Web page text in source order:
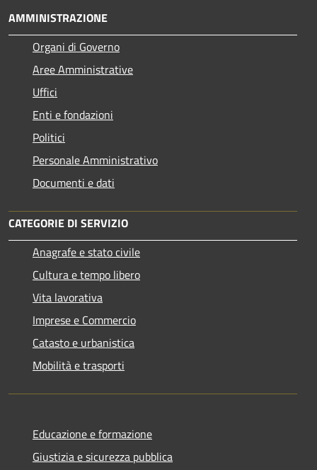
AMMINISTRAZIONE
Organi di Governo
Aree Amministrative
Uffici
Enti e fondazioni
Politici
Personale Amministrativo
Documenti e dati
CATEGORIE DI SERVIZIO
Anagrafe e stato civile
Cultura e tempo libero
Vita lavorativa
Imprese e Commercio
Catasto e urbanistica
Mobilità e trasporti
Educazione e formazione
Giustizia e sicurezza pubblica